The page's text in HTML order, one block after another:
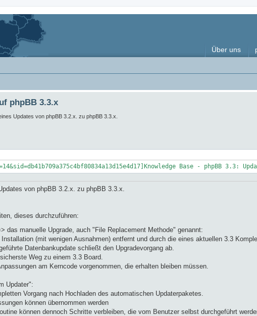
Über uns
phpBB 3.3.x
Updates von phpBB 3.2.x. zu phpBB 3.3.x.
Base - phpBB 3.3:
von phpBB 3.2.x. zu phpBB 3.3.x.
dieses durchzuführen:
das manuelle Upgrade, auch "File Replacement Methode" genannt:
(mit wenigen Ausnahmen) entfernt und durch die eines aktuellen 3.3
Datenbankupdate schließt den Upgradevorgang ab.
Weg zu einem 3.3 Board.
am Kerncode vorgenommen, die erhalten bleiben müssen.
Updater":
Vorgang nach Hochladen des automatischen Updaterpaketes.
können übernommen werden
können dennoch Schritte verbleiben, die vom Benutzer selbst durchgeführt